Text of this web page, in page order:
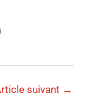
suivant →